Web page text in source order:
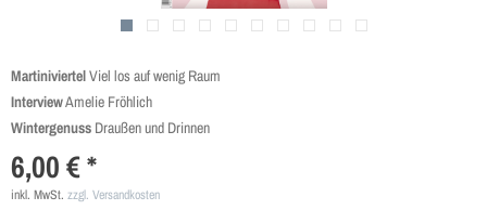
MartiniviertelViel los auf wenig Raum
InterviewAmelie Fröhlich
Wintergenuss Draußen und Drinnen
6,00 € *
inkl. MwSt. zzgl. Versandkosten